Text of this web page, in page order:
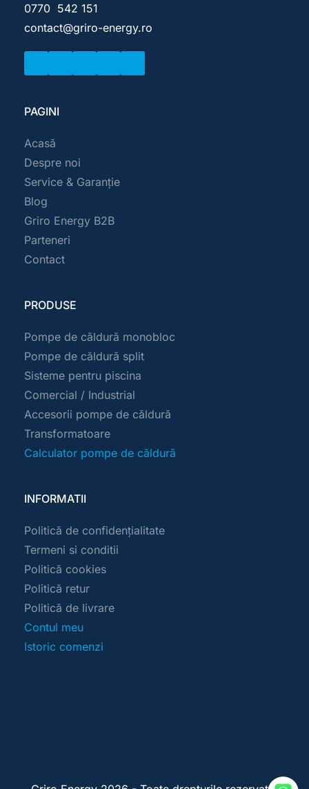
0770  542 151
contact@griro-energy.ro
PAGINI
Acasă
Despre noi
Service & Garanție
Blog
Griro Energy B2B
Parteneri
Contact
PRODUSE
Pompe de căldură monobloc
Pompe de căldură split
Sisteme pentru piscina
Comercial / Industrial
Accesorii pompe de căldură
Transformatoare
Calculator pompe de căldură
INFORMATII
Politică de confidențialitate
Termeni si conditii
Politică cookies
Politică retur
Politică de livrare
Contul meu
Istoric comenzi